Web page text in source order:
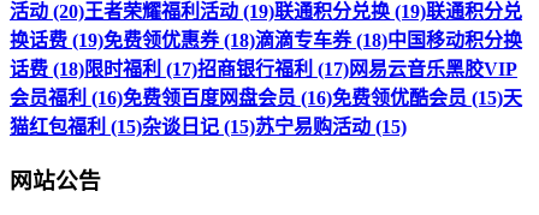
活动 (20)王者荣耀福利活动 (19)联通积分兑换 (19)联通积分兑
换话费 (19)免费领优惠券 (18)滴滴专车券 (18)中国移动积分换
话费 (18)限时福利 (17)招商银行福利 (17)网易云音乐黑胶VIP
会员福利 (16)免费领百度网盘会员 (16)免费领优酷会员 (15)天
猫红包福利 (15)杂谈日记 (15)苏宁易购活动 (15)
网站公告